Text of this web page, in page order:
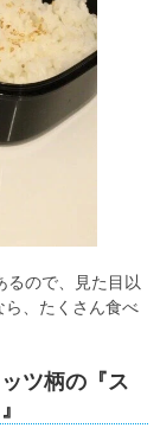
るので、見た目以
ら、たくさん食べ
ツ柄の『ス